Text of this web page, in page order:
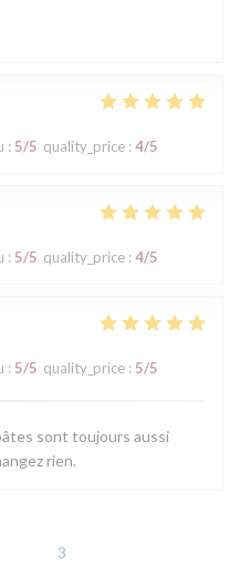
: 5/5 quality_price : 4/5
: 5/5 quality_price : 4/5
: 5/5 quality_price : 5/5
sont toujours aussi
rien.
3